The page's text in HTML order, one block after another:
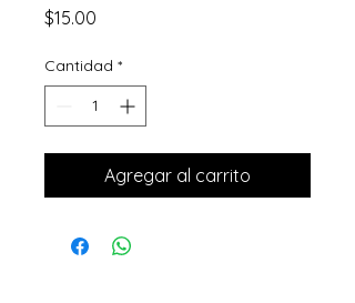
$15.00
Cantidad *
Agregar al carrito